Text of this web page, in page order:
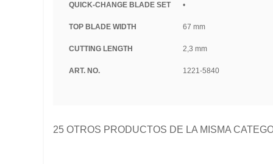
QUICK-CHANGE BLADE SET •
TOP BLADE WIDTH 67 mm
CUTTING LENGTH 2,3 mm
ART. NO. 1221-5840
25 OTROS PRODUCTOS DE LA MISMA